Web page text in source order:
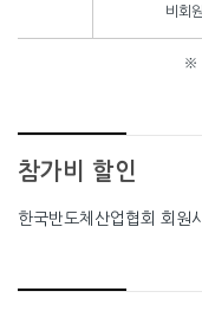
비회
※
참가비 할인
한국반도체산업협회 회원